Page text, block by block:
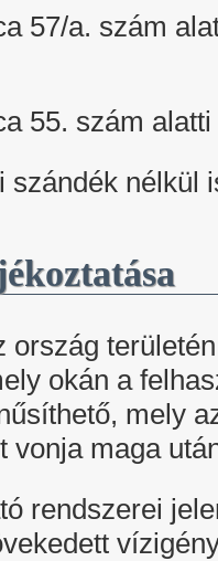
57/a. szám
55. szám
szándék nélkül
ország
okán a
mely
vonja maga
rendszerei